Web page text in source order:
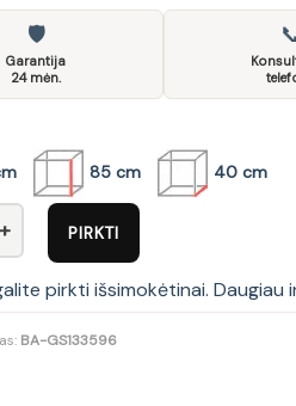
🛡
Garantija
24 mėn.
85 cm 40 cm
Komoda Nano NA8
PIRKTI
pirkti išsimokėtinai. Daugiau
BA-GS133596